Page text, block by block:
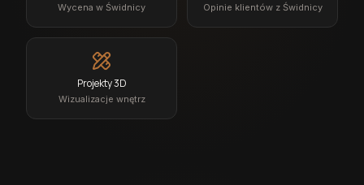
Wycena w Świdnicy Opinie klientów z Świdnicy
Projekty 3D
Wizualizacje wnętrz